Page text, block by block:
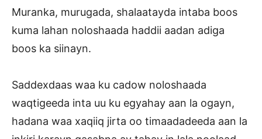
Muranka, murugada, shalaatayda intaba boos
kuma lahan noloshaada haddii aadan adiga
boos ka siinayn.
Saddexdaas waa ku cadow noloshaada
waqtigeeda inta uu ku egyahay aan la ogayn,
hadana waa xaqiiq jirta oo timaadadeeda aan la